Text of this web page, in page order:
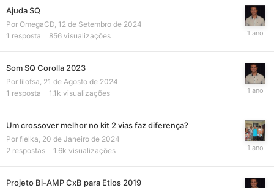
Ajuda SQ
Por OmegaCD 12 de Setembro de 2024
1 resposta 856 visualizações
Som SQ Corolla 2023
Por lilofsa 21 de Agosto de 2024
1 resposta 1.1k visualizações
Um crossover melhor no kit 2 vias faz diferença?
Por fielka 20 de Janeiro de 2024
2 respostas 1.6k visualizações
Projeto Bi-AMP CxB para Etios 2019